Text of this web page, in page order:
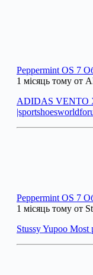
Peppermint OS 7
1 місяць тому
ADIDAS VENTO
Peppermint OS 7
1 місяць тому от
Stussy Yupoo